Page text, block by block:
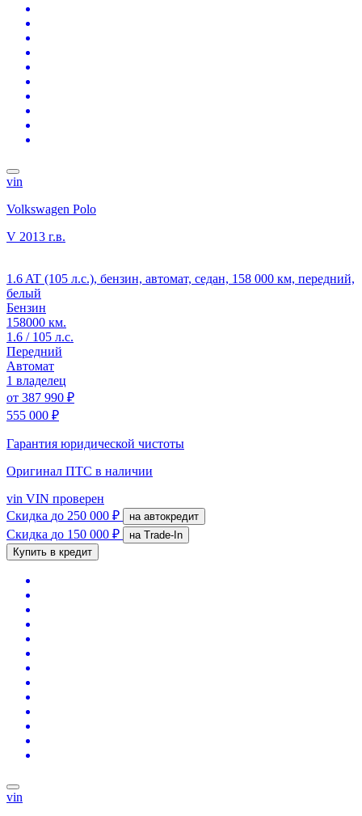
vin
Volkswagen Polo
V 2013 г.в.
1.6 AT (105 л.с.), бензин, автомат, седан, 158 000 км, передний,
белый
Бензин
158000 км.
1.6 / 105 л.с.
Передний
Автомат
1 владелец
от 387 990 ₽
555 000 ₽
Гарантия юридической чистоты
Оригинал ПТС в наличии
vin VIN проверен
Скидка до 250 000 ₽ на автокредит
Скидка до 150 000 ₽
на Trade-In
Купить в кредит
vin